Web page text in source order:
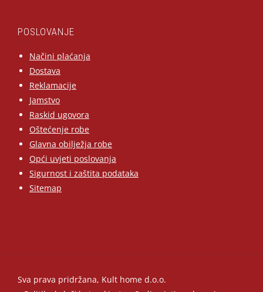
POSLOVANJE
Načini plaćanja
Dostava
Reklamacije
Jamstvo
Raskid ugovora
Oštećenje robe
Glavna obilježja robe
Opći uvjeti poslovanja
Sigurnost i zaštita podataka
Sitemap
Sva prava pridržana, Kult home d.o.o.